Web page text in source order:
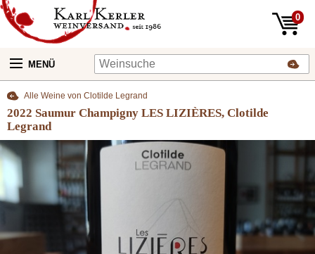
0
MENÜ
Alle Weine von Clotilde Legrand
2022 Saumur Champigny LES LIZIÈRES, Clotilde
Legrand